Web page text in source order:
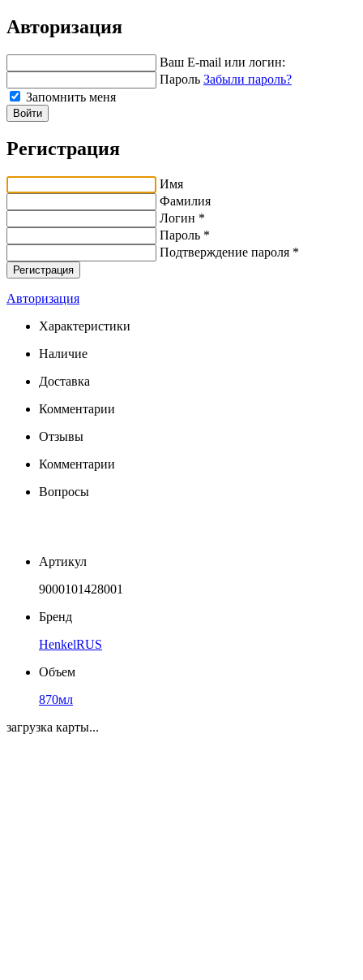
Авторизация
Ваш E-mail или логин:
Пароль Забыли пароль?
Запомнить меня
Войти
Регистрация
Имя
Фамилия
Логин *
Пароль *
Подтверждение пароля *
Авторизация
Характеристики
Наличие
Доставка
Комментарии
Отзывы
Комментарии
Вопросы
Артикул
9000101428001
Бренд
HenkelRUS
Объем
870мл
загрузка карты...